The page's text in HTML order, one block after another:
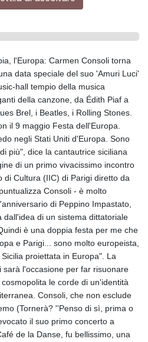
l'Europa: Carmen Consoli torna
data speciale del suo 'Amuri Luci'
hall tempio della musica
della canzone, da Édith Piaf a
Brel, i Beatles, i Rolling Stones.
il 9 maggio Festa dell'Europa.
negli Stati Uniti d'Europa. Sono
più", dice la cantautrice siciliana
di un primo vivacissimo incontro
di Cultura (IIC) di Parigi diretto da
Consoli - è molto
di Peppino Impastato,
dall'idea di un sistema dittatoriale
è una doppia festa per me che
e Parigi... sono molto europeista,
proiettata in Europa". La
l'occasione per far risuonare
le corde di un'identità
Consoli, che non esclude
(Tornerà? ''Penso di sì, prima o
il suo primo concerto a
de la Danse, fu bellissimo, una